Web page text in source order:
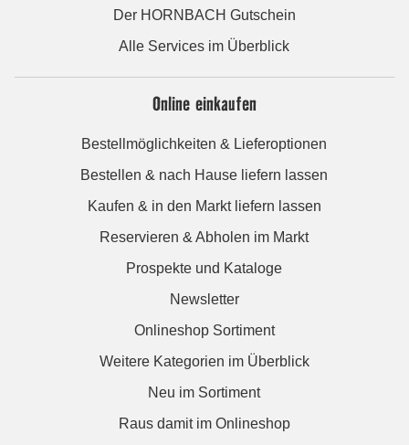
Der HORNBACH Gutschein
Alle Services im Überblick
Online einkaufen
Bestellmöglichkeiten & Lieferoptionen
Bestellen & nach Hause liefern lassen
Kaufen & in den Markt liefern lassen
Reservieren & Abholen im Markt
Prospekte und Kataloge
Newsletter
Onlineshop Sortiment
Weitere Kategorien im Überblick
Neu im Sortiment
Raus damit im Onlineshop